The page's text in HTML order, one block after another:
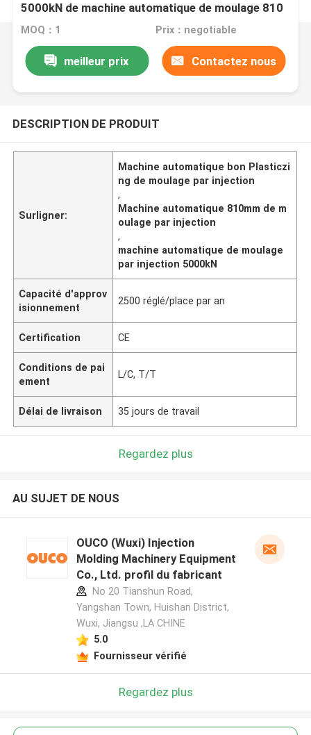
5000kN de machine automatique de moulage 810
millimètres
MOQ：1 Prix：negotiable
meilleur prix Contactez nous
DESCRIPTION DE PRODUIT
Surligner:
Machine automatique bon Plasticzi
ng de moulage par injection
,
Machine automatique 810mm de m
oulage par injection
,
machine automatique de moulage
par injection 5000kN
Capacité d'approv
isionnement
2500 réglé/place par an
Certification CE
Conditions de pai
ement
L/C, T/T
Délai de livraison 35 jours de travail
Regardez plus
AU SUJET DE NOUS
OUCO (Wuxi) Injection
Molding Machinery Equipment
Co., Ltd. profil du fabricant
No 20 Tianshun Road,
Yangshan Town, Huishan District,
Wuxi, Jiangsu ,LA CHINE
5.0
Fournisseur vérifié
Regardez plus